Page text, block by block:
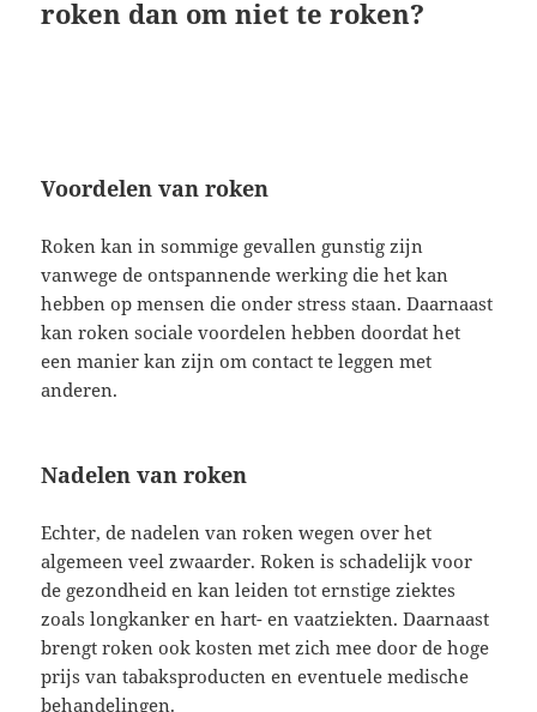
roken dan om niet te roken?
Voordelen van roken
Roken kan in sommige gevallen gunstig zijn
vanwege de ontspannende werking die het kan
hebben op mensen die onder stress staan. Daarnaast
kan roken sociale voordelen hebben doordat het
een manier kan zijn om contact te leggen met
anderen.
Nadelen van roken
Echter, de nadelen van roken wegen over het
algemeen veel zwaarder. Roken is schadelijk voor
de gezondheid en kan leiden tot ernstige ziektes
zoals longkanker en hart- en vaatziekten. Daarnaast
brengt roken ook kosten met zich mee door de hoge
prijs van tabaksproducten en eventuele medische
behandelingen.